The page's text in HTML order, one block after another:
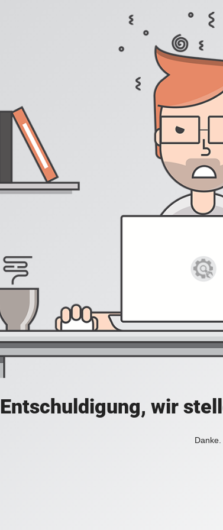
Entschuldigung, wir
Danke.